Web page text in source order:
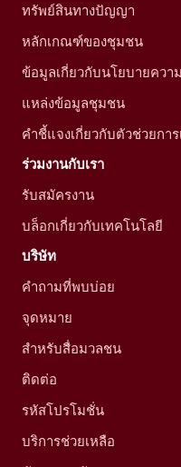
ทรัพย์สินทางปัญญา
หลักเกณฑ์ของชุมชน
ข้อมูลเกี่ยวกับนโยบายคว
แหล่งข้อมูลชุมชน
คำชี้แจงเกี่ยวกับตัวช่วยการ
ร่วมงานกับเรา
รับสมัครงาน
บล็อกเกี่ยวกับเทคโนโลยี
บริษัท
คำถามที่พบบ่อย
จุดหมาย
สำหรับสื่อมวลชน
ติดต่อ
รหัสโปรโมชั่น
บริการช่วยเหลือ